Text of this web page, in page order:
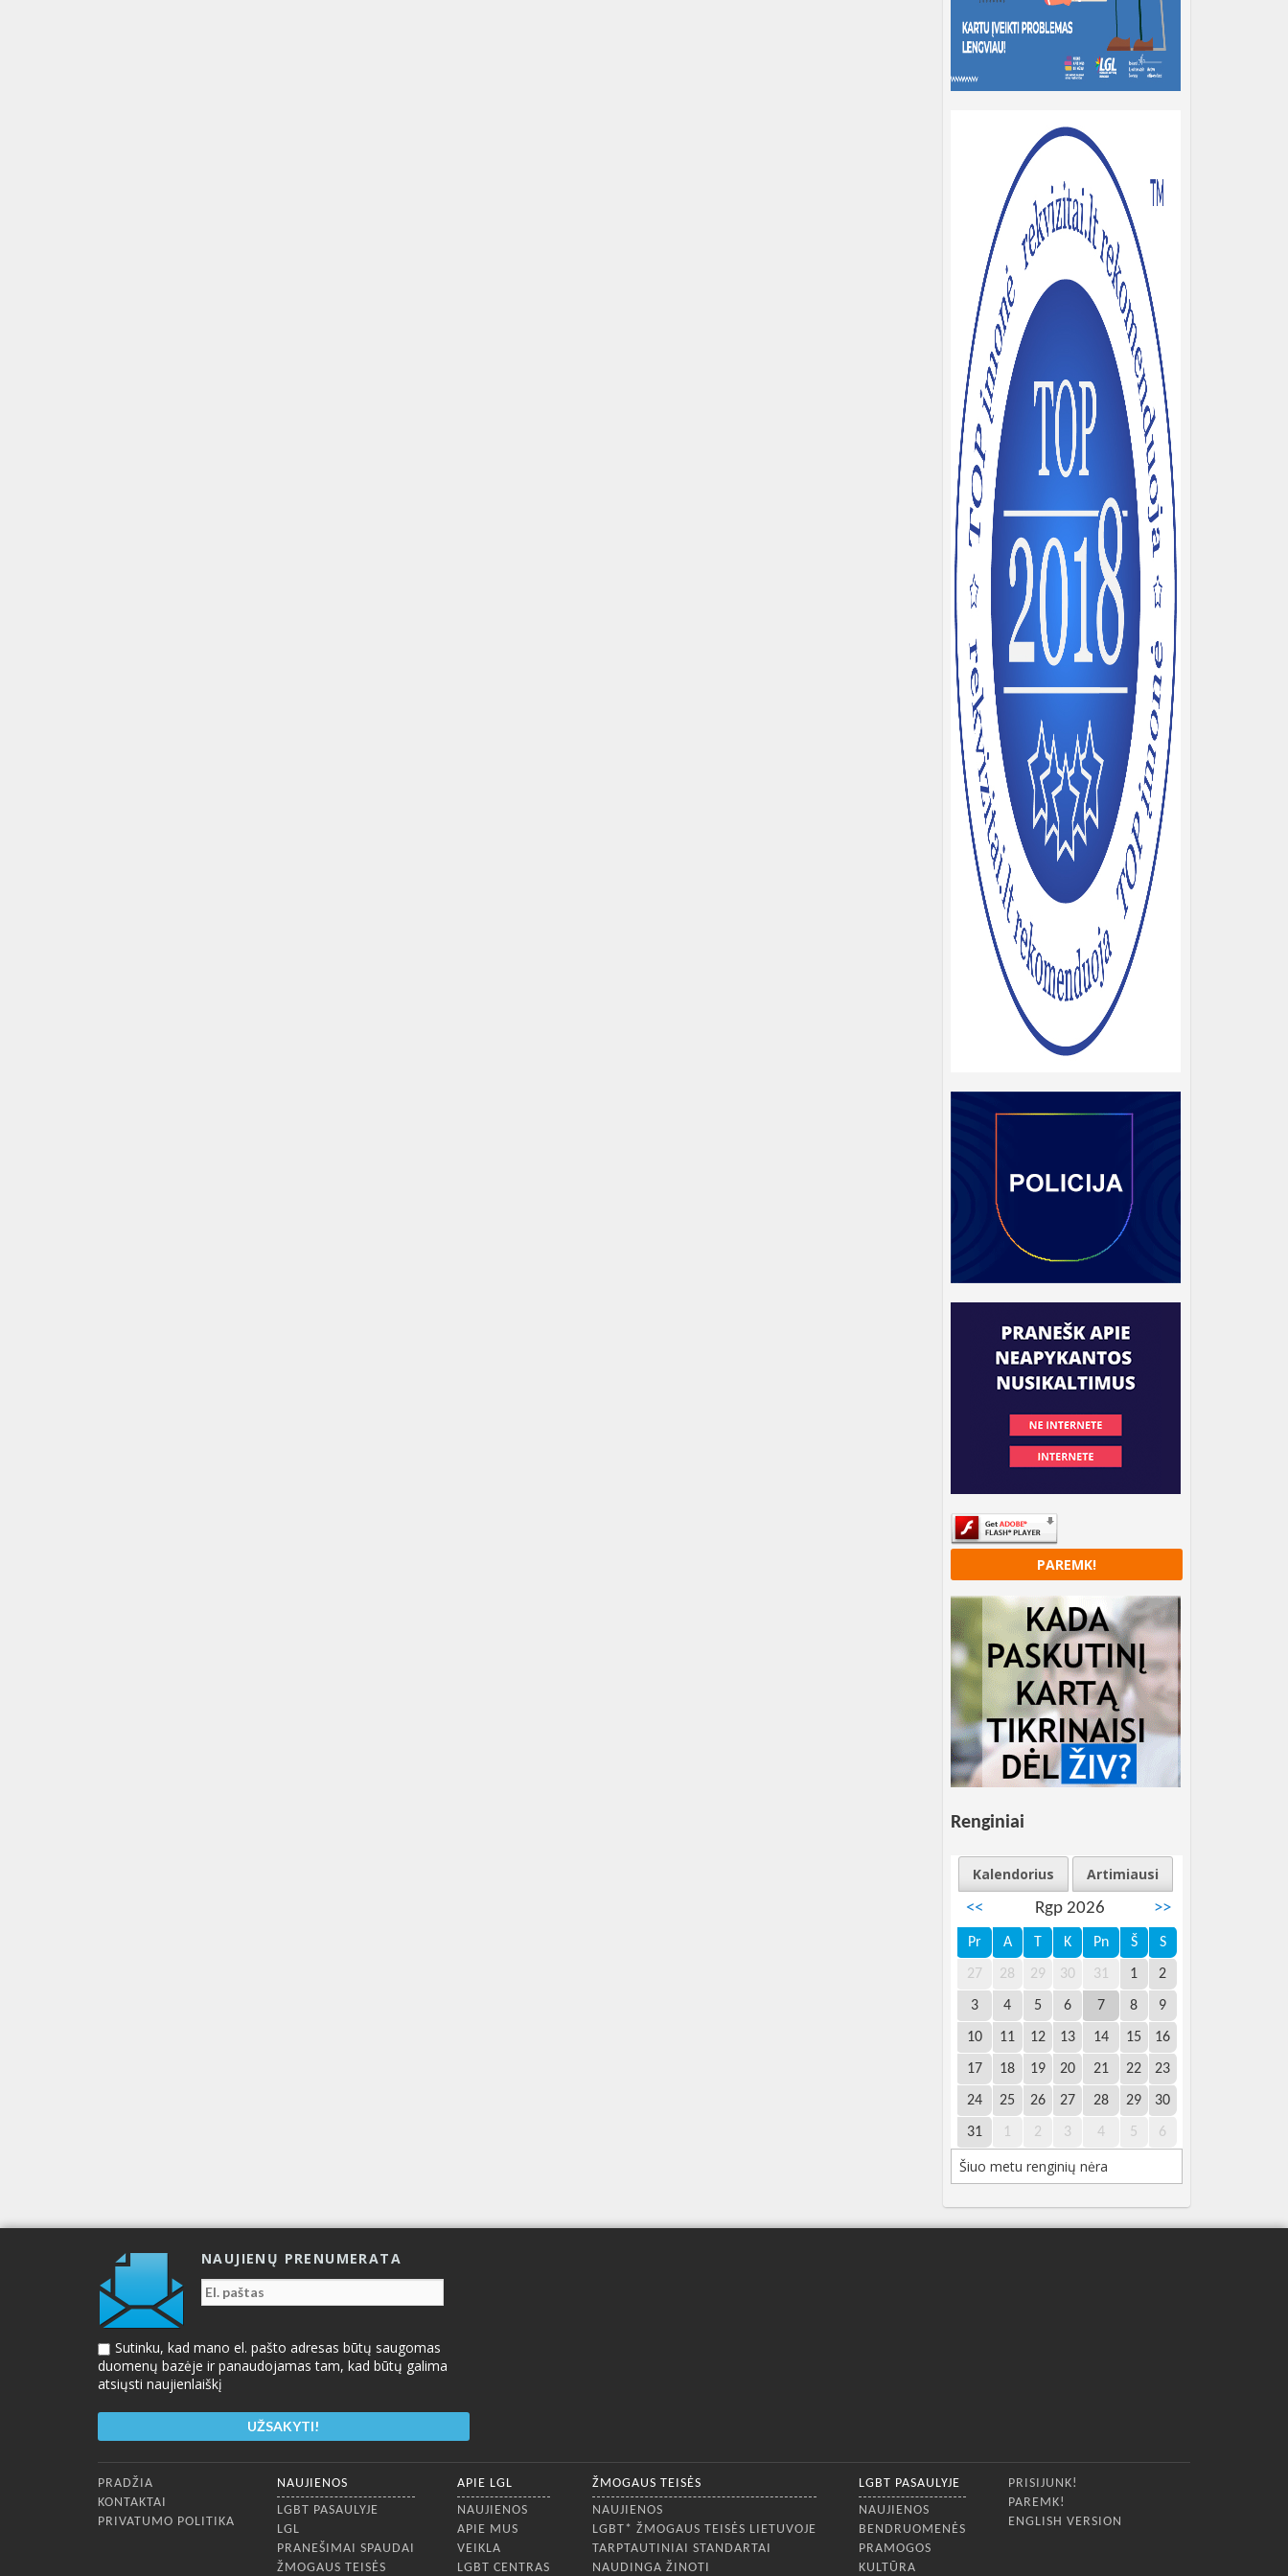
PAREMK!
Renginiai
Kalendorius
Artimiausi
<<
Rgp 2026 >>
Pr A T K Pn Š S
27 28 29 30 31 1 2
3 4 5 6 7 8 9
10 11 12 13 14 15 16
17 18 19 20 21 22 23
24 25 26 27 28 29 30
31 1 2 3 4 5 6
Šiuo metu renginių nėra
NAUJIENŲ PRENUMERATA
Sutinku, kad mano el. pašto adresas būtų saugomas
duomenų bazėje ir panaudojamas tam, kad būtų galima
atsiųsti naujienlaiškį
Apatinis meniu
PRADŽIA
KONTAKTAI
PRIVATUMO POLITIKA
NAUJIENOS
LGBT PASAULYJE
LGL
PRANEŠIMAI SPAUDAI
ŽMOGAUS TEISĖS
APIE LGL
NAUJIENOS
APIE MUS
VEIKLA
LGBT CENTRAS
ŽMOGAUS TEISĖS
NAUJIENOS
LGBT* ŽMOGAUS TEISĖS LIETUVOJE
TARPTAUTINIAI STANDARTAI
NAUDINGA ŽINOTI
LGBT PASAULYJE
NAUJIENOS
BENDRUOMENĖS
PRAMOGOS
KULTŪRA
PRISIJUNK!
PAREMK!
ENGLISH VERSION